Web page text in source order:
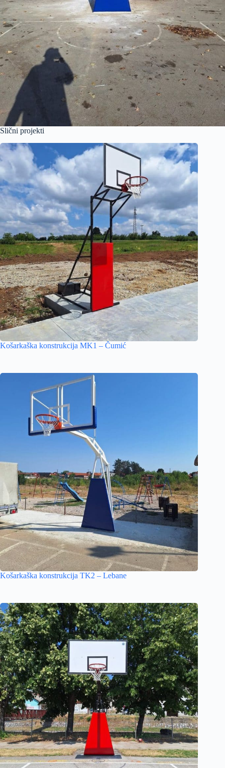
Slični projekti
Košarkaška konstrukcija MK1 – Čumić
Košarkaška konstrukcija TK2 – Lebane